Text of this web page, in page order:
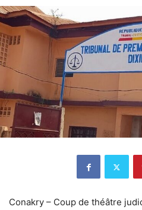
Conakry – Coup de théâtre